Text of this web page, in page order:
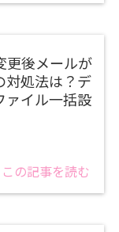
更後メールが
対処法は？デ
ァイル一括設
この記事を読む